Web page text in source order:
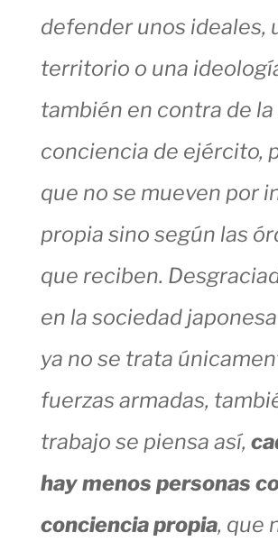
defender unos ideales,
territorio o una
también en contra de
conciencia de ejército,
que no se mueven por
propia sino según las
que reciben.
en la sociedad
ya no se trata
fuerzas armadas,
trabajo se piensa así,
hay menos personas
conciencia propia, que